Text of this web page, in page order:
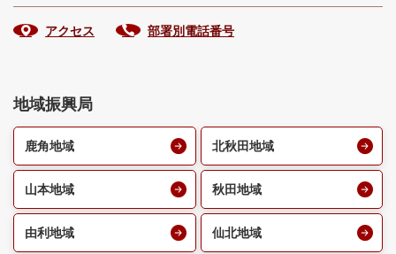
アクセス 部署別電話番号
地域振興局
鹿角地域 北秋田地域
山本地域 秋田地域
由利地域 仙北地域